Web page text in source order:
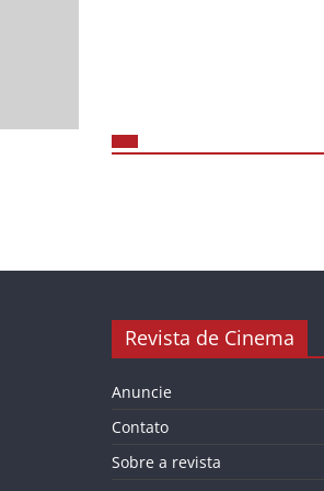
Revista de Cinema
Anuncie
Contato
Sobre a revista